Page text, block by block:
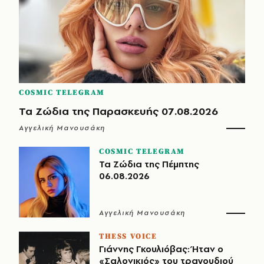
COSMIC TELEGRAM
Τα Ζώδια της Παρασκευής 07.08.2026
Αγγελική Μανουσάκη
COSMIC TELEGRAM
Τα Ζώδια της Πέμπτης
06.08.2026
Αγγελική Μανουσάκη
THESS VOICE
Γιάννης Γκουλιόβας: Ήταν ο
«Σαλονικιός» του τραγουδιού